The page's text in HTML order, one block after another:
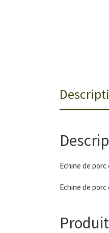
Echine de porc
Echine de